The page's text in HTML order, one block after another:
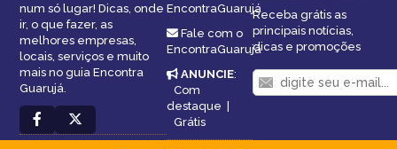
num só lugar! Dicas, onde
ir, o que fazer, as
melhores empresas,
locais, serviços e muito
mais no guia Encontra
Guarujá.
EncontraGuarujá
Fale com o
EncontraGuarujá
ANUNCIE:
Com
destaque |
Grátis
Receba grátis as
principais notícias,
dicas e promoções